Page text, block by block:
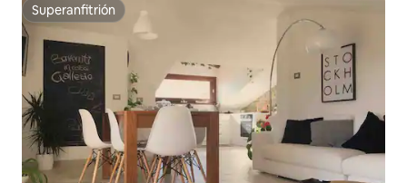
Superanfitrión
Superanfitrión